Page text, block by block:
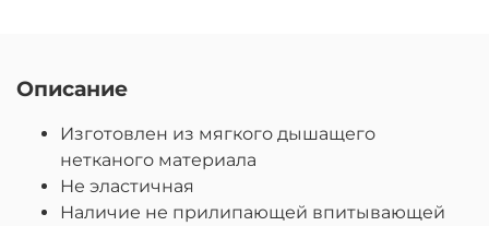
Описание
Изготовлен из мягкого дышащего
нетканого материала
Не эластичная
Наличие не прилипающей впитывающей